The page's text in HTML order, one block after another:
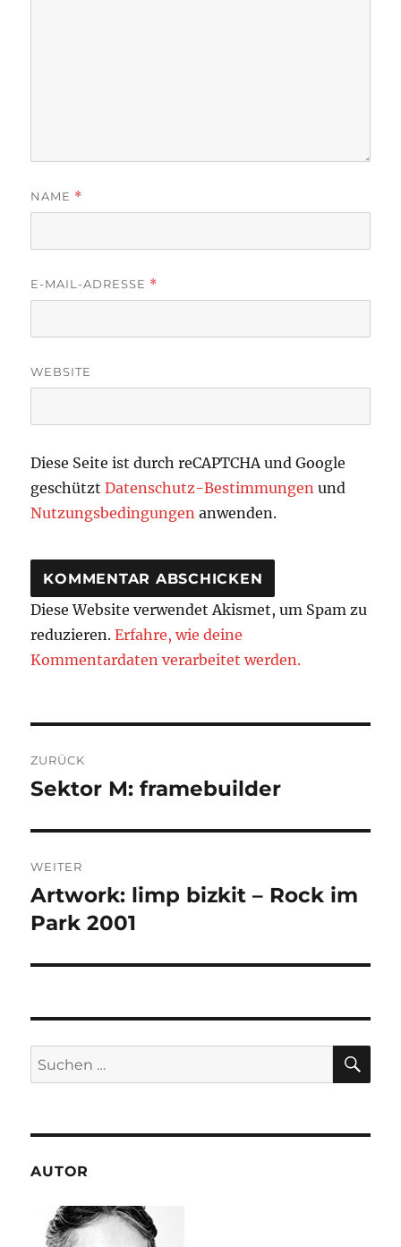
NAME *
E-MAIL-ADRESSE *
WEBSITE
Diese Seite ist durch reCAPTCHA und Google
geschütztDatenschutz-Bestimmungen und
Nutzungsbedingungen anwenden.
Diese Website verwendet Akismet, um Spam zu
reduzieren.Erfahre, wie deine
Kommentardaten verarbeitet werden.
ZURÜCK
Vorheriger
Sektor M: framebuilder
WEITER
Nächster
Beitrag:
Artwork: limp bizkit – Rock im
Park 2001
Suchen
nach:
AUTOR